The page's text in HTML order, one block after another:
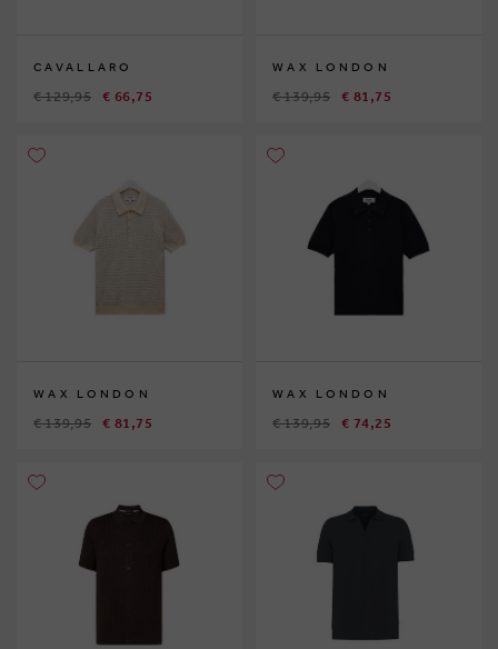
CAVALLARO
€ 129,95 € 66,75
WAX LONDON
€ 139,95 € 81,75
WAX LONDON
€ 139,95 € 81,75
WAX LONDON
€ 139,95 € 74,25